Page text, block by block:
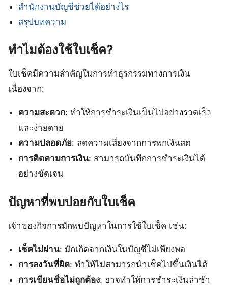
สำนักงานบัญชีช่วยได้อย่างไร
สรุปบทความ
ทำไมต้องใช้ใบเช็ค?
ใบเช็คมีความสำคัญในการทำธุรกรรมทางการเงิน
เนื่องจาก:
ความสะดวก: ทำให้การชำระเงินเป็นไปอย่างรวดเร็ว
และง่ายดาย
ความปลอดภัย: ลดความเสี่ยงจากการพกเงินสด
การติดตามการเงิน: สามารถบันทึกการชำระเงินได้
อย่างชัดเจน
ปัญหาที่พบบ่อยกับใบเช็ค
เจ้าของกิจการมักพบปัญหาในการใช้ใบเช็ค เช่น:
เช็คไม่ผ่าน: มักเกิดจากเงินในบัญชีไม่เพียงพอ
การลงวันที่ผิด: ทำให้ไม่สามารถนำเช็คไปขึ้นเงินได้
การเขียนชื่อไม่ถูกต้อง: อาจทำให้การชำระเงินล่าช้า